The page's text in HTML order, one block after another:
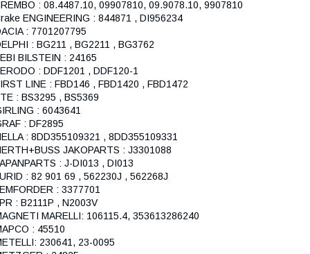
: 08.4487.10, 09907810, 09.9078.10, 9907810
ENGINEERING : 844871 , DI956234
: 7701207795
: BG211 , BG2211 , BG3762
BILSTEIN : 24165
: DDF1201 , DDF120-1
LINE : FBD146 , FBD1420 , FBD1472
: BS3295 , BS5369
: 6043641
: DF2895
: 8DD355109321 , 8DD355109331
JAKOPARTS : J3301088
: J-DI013 , DI013
: 82 901 69 , 562230J , 562268J
: 3377701
: B2111P , N2003V
MARELLI: 106115.4, 353613286240
: 45510
230641, 23-0095